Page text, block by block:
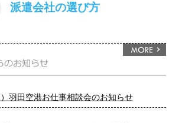
派遣会社の選び方
羽田空港お仕事相談会のお知らせ